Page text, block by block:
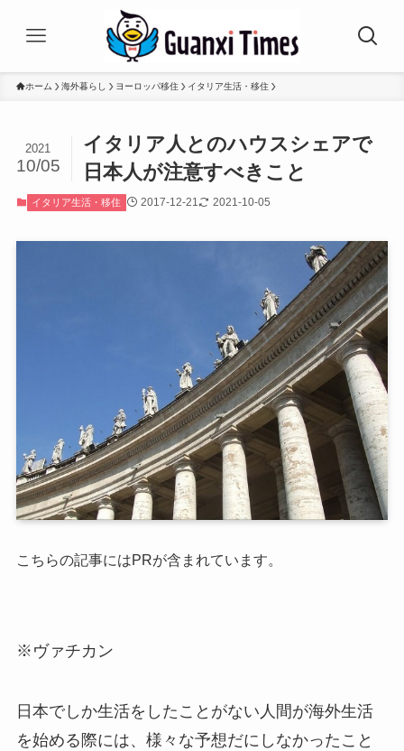
ホーム 海外暮らし ヨーロッパ移住 イタリア生活・移住
イタリア人とのハウスシェアで
日本人が注意すべきこと
2021
10/05
イタリア生活・移住 2017-12-21 2021-10-05
こちらの記事にはPRが含まれています。
※ヴァチカン
日本でしか生活をしたことがない人間が海外生活
を始める際には、様々な予想だにしなかったこと